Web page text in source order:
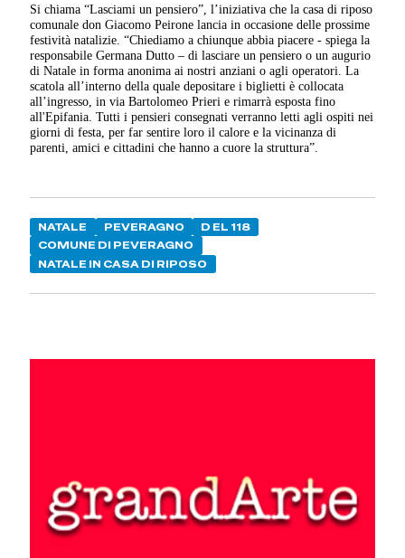
Si chiama “Lasciami un pensiero”, l’iniziativa che la casa di riposo
comunale don Giacomo Peirone lancia in occasione delle prossime
festività natalizie. “Chiediamo a chiunque abbia piacere - spiega la
responsabile Germana Dutto – di lasciare un pensiero o un augurio
di Natale in forma anonima ai nostri anziani o agli operatori. La
scatola all’interno della quale depositare i biglietti è collocata
all’ingresso, in via Bartolomeo Prieri e rimarrà esposta fino
all'Epifania. Tutti i pensieri consegnati verranno letti agli ospiti nei
giorni di festa, per far sentire loro il calore e la vicinanza di
parenti, amici e cittadini che hanno a cuore la struttura”.
NATALE PEVERAGNO
D EL 118
COMUNE DI PEVERAGNO
NATALE IN CASA DI RIPOSO